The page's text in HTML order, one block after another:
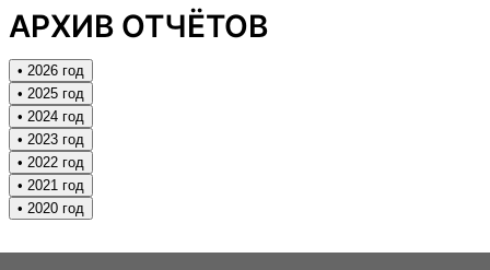
АРХИВ ОТЧЁТОВ
• 2026 год
• 2025 год
• 2024 год
• 2023 год
• 2022 год
• 2021 год
• 2020 год